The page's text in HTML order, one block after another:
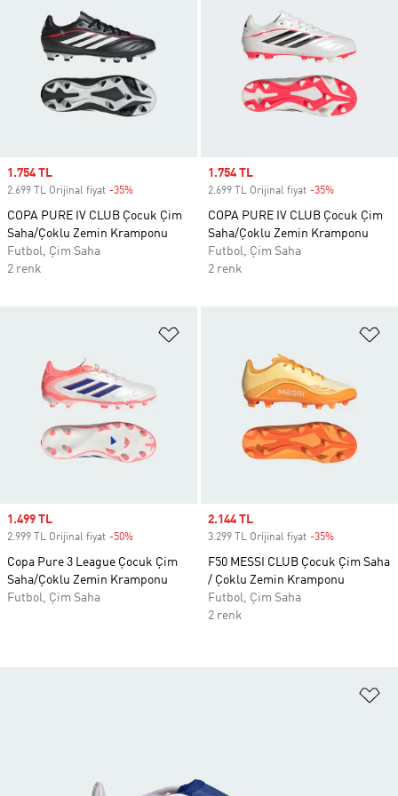
Sale price
1.754 TL
2.699 TL Orijinal fiyat -35%
COPA PURE IV CLUB Çocuk Çim
Saha/Çoklu Zemin Kramponu
Futbol, Çim Saha
2 renk
Sale price
1.754 TL
2.699 TL Orijinal fiyat -35%
COPA PURE IV CLUB Çocuk Çim
Saha/Çoklu Zemin Kramponu
Futbol, Çim Saha
2 renk
Sale price
1.499 TL
2.999 TL Orijinal fiyat -50%
Copa Pure 3 League Çocuk Çim
Saha/Çoklu Zemin Kramponu
Futbol, Çim Saha
Sale price
2.144 TL
3.299 TL Orijinal fiyat -35%
F50 MESSI CLUB Çocuk Çim Saha
/ Çoklu Zemin Kramponu
Futbol, Çim Saha
2 renk